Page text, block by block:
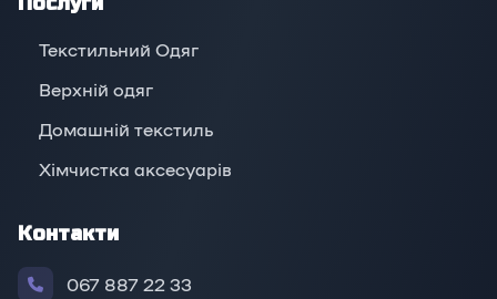
Текстильний Одяг
Верхній oдяг
Домашній текстиль
Хімчистка аксесуарів
Контакти
067 887 22 33